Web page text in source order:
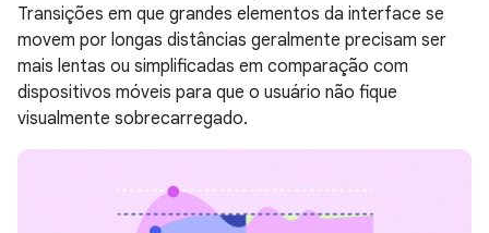
Transições em que grandes elementos da interface se
movem por longas distâncias geralmente precisam ser
mais lentas ou simplificadas em comparação com
dispositivos móveis para que o usuário não fique
visualmente sobrecarregado.